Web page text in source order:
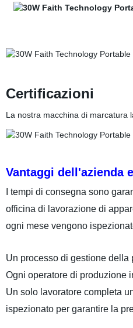
Certificazioni
La nostra macchina di
Vantaggi dell'azienda
I tempi di consegna sono
officina di lavorazione di
ogni mese vengono
Un processo di gestione
Ogni operatore di produzione
Un solo lavoratore completa
ispezionato per garantire la